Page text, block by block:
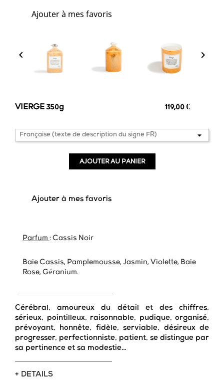
Ajouter à mes favoris
 
VIERGE 350g 119,00 €
AJOUTER AU PANIER
Ajouter à mes favoris
Parfum : Cassis Noir
Baie Cassis, Pamplemousse, Jasmin, Violette, Baie
Rose, Géranium.
Cérébral, amoureux du détail et des chiffres,
sérieux, pointilleux, raisonnable, pudique, organisé,
prévoyant, honnête, fidèle, serviable, désireux de
progresser, perfectionniste, patient, se distingue par
sa pertinence et sa modestie…
+ DETAILS